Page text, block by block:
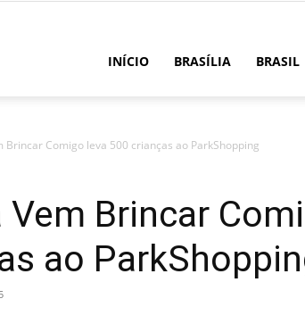
INÍCIO BRASÍLIA BRASIL
Brincar Comigo leva 500 crianças ao ParkShopping
Vem Brincar
ao